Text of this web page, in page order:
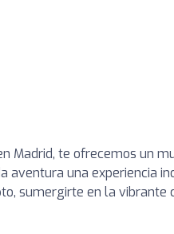
Madrid, te ofrecemos un
aventura una experiencia
sumergirte en la vibrante